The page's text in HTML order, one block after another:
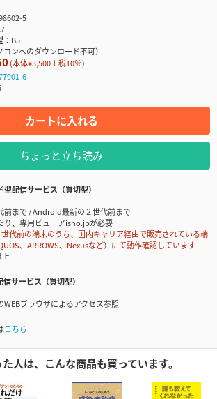
5
B5
コンへのダウンロード不可）
(本体¥3,500＋税10％)
6
カートに入れる
ちょっと立ち読み
配信サービス（買切型）
前まで / Android最新の２世代前まで
、専用ビューアisho.jpが必要
前の端末のうち、国内キャリア経由で販売されている端
、ARROWS、Nexusなど）にて動作確認しています
上
サービス（買切型）
ブラウザによるアクセス参照
こちら
人は、こんな商品も買っています。